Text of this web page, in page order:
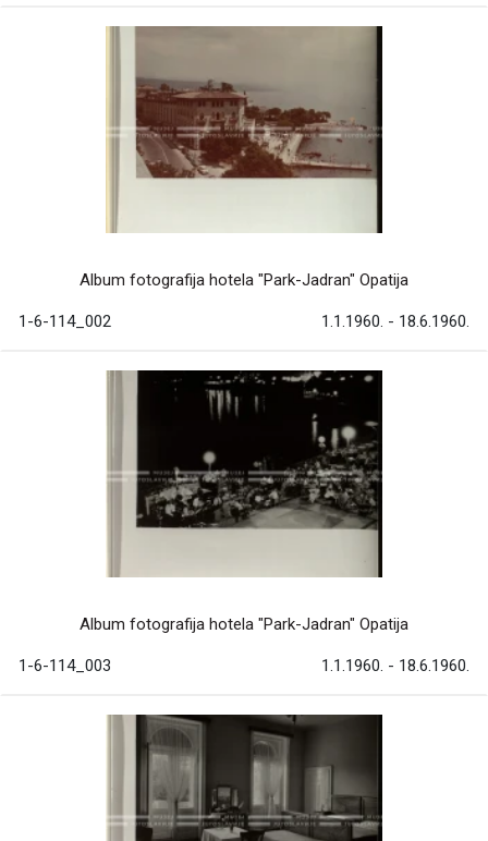
Album fotografija hotela "Park-Jadran" Opatija
1-6-114_002 1.1.1960. - 18.6.1960.
Album fotografija hotela "Park-Jadran" Opatija
1-6-114_003 1.1.1960. - 18.6.1960.